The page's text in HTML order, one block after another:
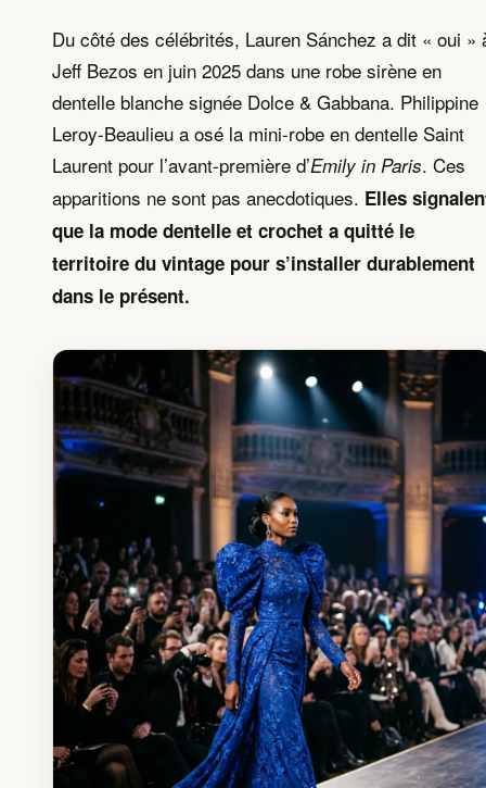
Du côté des célébrités, Lauren Sánchez a dit « oui »
Jeff Bezos en juin 2025 dans une robe sirène en
dentelle blanche signée Dolce & Gabbana. Philippine
Leroy-Beaulieu a osé la mini-robe en dentelle Saint
Laurent pour l’avant-première d’Emily in Paris. Ces
apparitions ne sont pas anecdotiques. Elles
que la mode dentelle et crochet a quitté le
territoire du vintage pour s’installer durablement
dans le présent.